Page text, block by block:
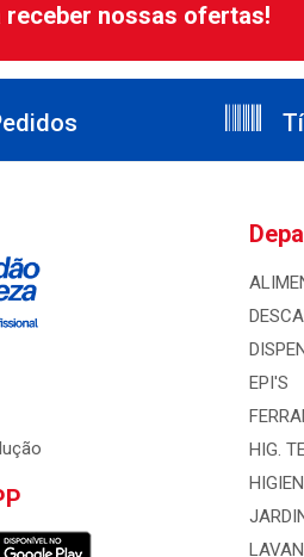
receber nossas ofertas!
EPI'S
HIG.